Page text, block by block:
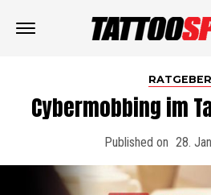
RATGEBER
Cybermobbing im
Published on 28.